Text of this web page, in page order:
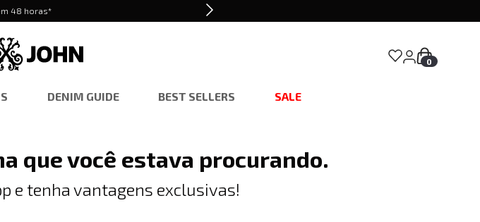
48 horas*
0
DENIM GUIDE BEST SELLERS SALE
que você estava procurando.
e tenha vantagens exclusivas!